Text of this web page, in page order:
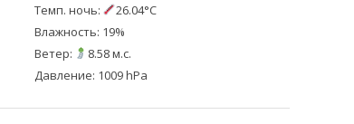
Темп. ночь:
26.04°C
Влажность: 19%
Ветер:
8.58 м.с.
Давление: 1009 hPa